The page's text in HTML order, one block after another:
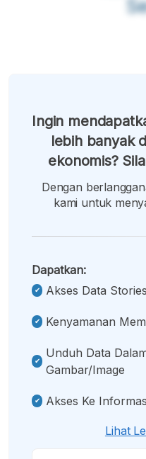
Ingin
lebih banyak
ekonomis?
Dengan
kami untuk
Dapatkan:
Akses Data
Kenyamanan
Unduh Data
Gambar/image
Akses Ke
Lihat